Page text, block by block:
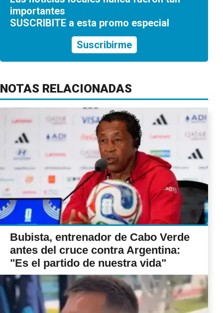
importantes
SUSCRIBITE a esta promo especial
Suscribirme
NOTAS RELACIONADAS
Bubista, entrenador de Cabo Verde
antes del cruce contra Argentina:
"Es el partido de nuestra vida"